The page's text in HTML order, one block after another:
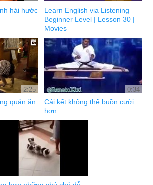
hài hước
Learn English via Listening
Beginner Level | Lesson 30 |
Movies
2:25
quán ăn
0:34
Cái kết không thể buồn cười
hơn